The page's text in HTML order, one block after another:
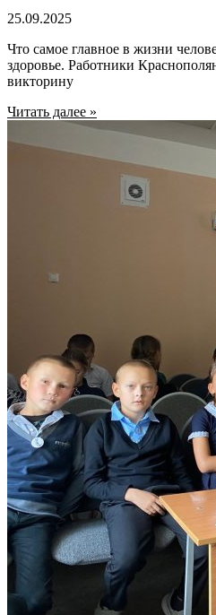
25.09.2025
Что самое главное в жизни
здоровье. Работники
викторину
Читать далее »